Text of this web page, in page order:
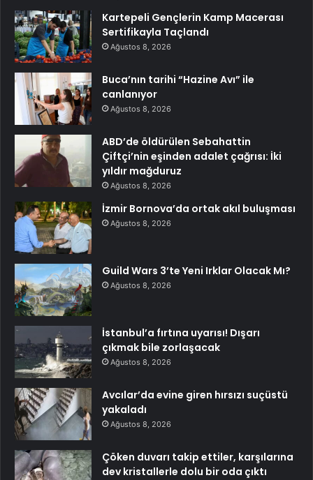
Kartepeli Gençlerin Kamp Macerası
Sertifikayla Taçlandı
Ağustos 8, 2026
Buca’nın tarihi “Hazine Avı” ile
canlanıyor
Ağustos 8, 2026
ABD’de öldürülen Sebahattin
Çiftçi’nin eşinden adalet çağrısı: İki
yıldır mağduruz
Ağustos 8, 2026
İzmir Bornova’da ortak akıl buluşması
Ağustos 8, 2026
Guild Wars 3’te Yeni Irklar Olacak Mı?
Ağustos 8, 2026
İstanbul’a fırtına uyarısı! Dışarı
çıkmak bile zorlaşacak
Ağustos 8, 2026
Avcılar’da evine giren hırsızı suçüstü
yakaladı
Ağustos 8, 2026
Çöken duvarı takip ettiler, karşılarına
dev kristallerle dolu bir oda çıktı